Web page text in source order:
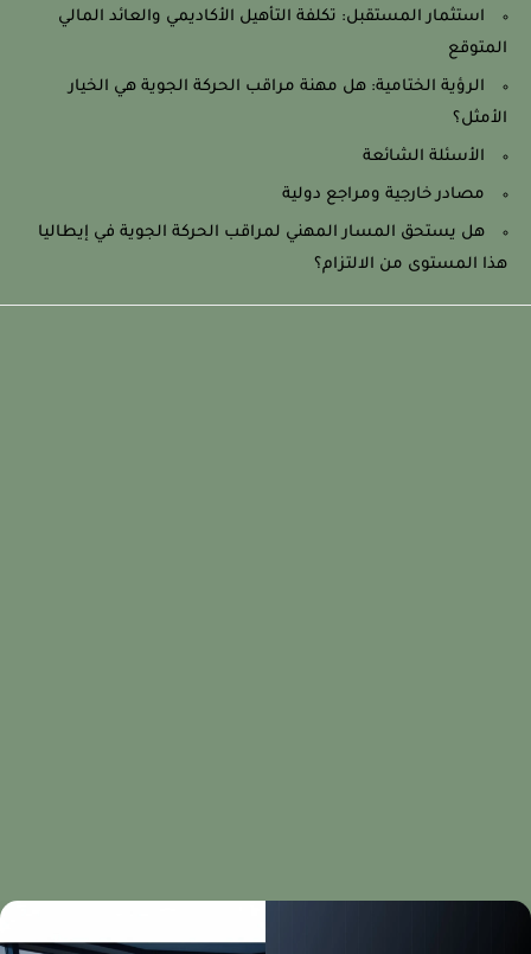
استثمار المستقبل: تكلفة التأهيل الأكاديمي والعائد المالي
المتوقع
الرؤية الختامية: هل مهنة مراقب الحركة الجوية هي الخيار
الأمثل؟
الأسئلة الشائعة
مصادر خارجية ومراجع دولية
هل يستحق المسار المهني لمراقب الحركة الجوية في إيطاليا
هذا المستوى من الالتزام؟